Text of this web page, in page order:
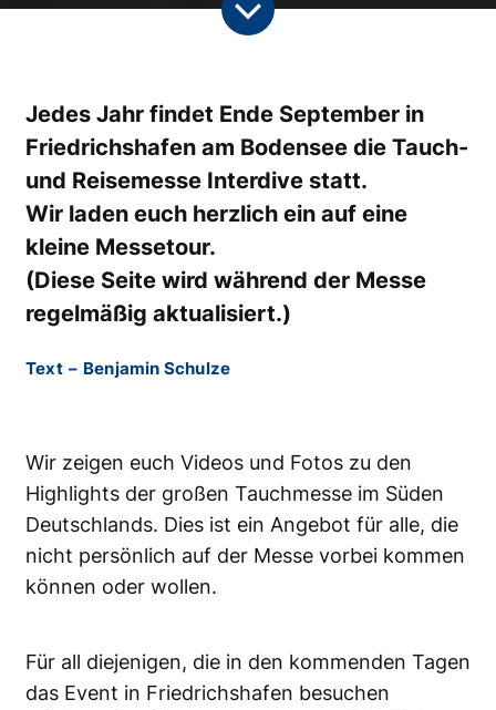
Jedes Jahr findet Ende September in
Friedrichshafen am Bodensee die Tauch-
und Reisemesse Interdive statt.
Wir laden euch herzlich ein auf eine
kleine Messetour.
(Diese Seite wird während der Messe
regelmäßig aktualisiert.)
Text – Benjamin Schulze
Wir zeigen euch Videos und Fotos zu den
Highlights der großen Tauchmesse im Süden
Deutschlands. Dies ist ein Angebot für alle, die
nicht persönlich auf der Messe vorbei kommen
können oder wollen.
Für all diejenigen, die in den kommenden Tagen
das Event in Friedrichshafen besuchen